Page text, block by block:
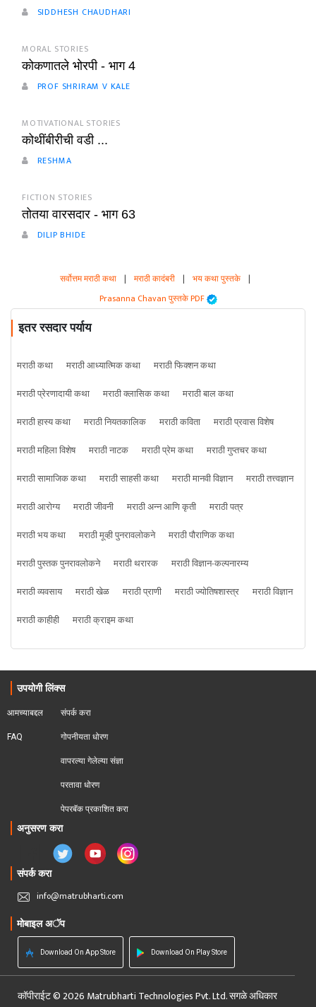
SIDDHESH CHAUDHARI
MORAL STORIES
कोकणातले भोरपी - भाग 4
PROF SHRIRAM V KALE
MOTIVATIONAL STORIES
कोथींबीरीची वडी ...
RESHMA
FICTION STORIES
तोतया वारसदार - भाग 63
DILIP BHIDE
सर्वोत्तम मराठी कथा | मराठी कादंबरी | भय कथा पुस्तके |
Prasanna Chavan पुस्तके PDF
इतर रसदार पर्याय
मराठी कथा मराठी आध्यात्मिक कथा
मराठी फिक्शन कथा
मराठी प्रेरणादायी कथा
मराठी क्लासिक कथा
मराठी बाल कथा
मराठी हास्य कथा
मराठी नियतकालिक मराठी कविता
मराठी प्रवास विशेष
मराठी महिला विशेष
मराठी नाटक मराठी प्रेम कथा
मराठी गुप्तचर कथा
मराठी सामाजिक कथा
मराठी साहसी कथा मराठी मानवी विज्ञान
मराठी तत्त्वज्ञान
मराठी आरोग्य
मराठी जीवनी मराठी अन्न आणि कृती
मराठी पत्र
मराठी भय कथा
मराठी मूव्ही पुनरावलोकने
मराठी पौराणिक कथा
मराठी पुस्तक पुनरावलोकने
मराठी थरारक
मराठी विज्ञान-कल्पनारम्य
मराठी व्यवसाय
मराठी खेळ मराठी प्राणी मराठी ज्योतिषशास्त्र
मराठी विज्ञान
मराठी काहीही
मराठी क्राइम कथा
उपयोगी लिंक्स
आमच्याबद्दल
FAQ
संपर्क करा
गोपनीयता धोरण
वापरल्या गेलेल्या संज्ञा
परतावा धोरण
पेपरबॅक प्रकाशित करा
अनुसरण करा
संपर्क करा
info@matrubharti.com
मोबाइल अॅप
Download On App Store Download On Play Store
कॉपीराईट © 2026 Matrubharti Technologies Pvt. Ltd. सगळे अधिकार